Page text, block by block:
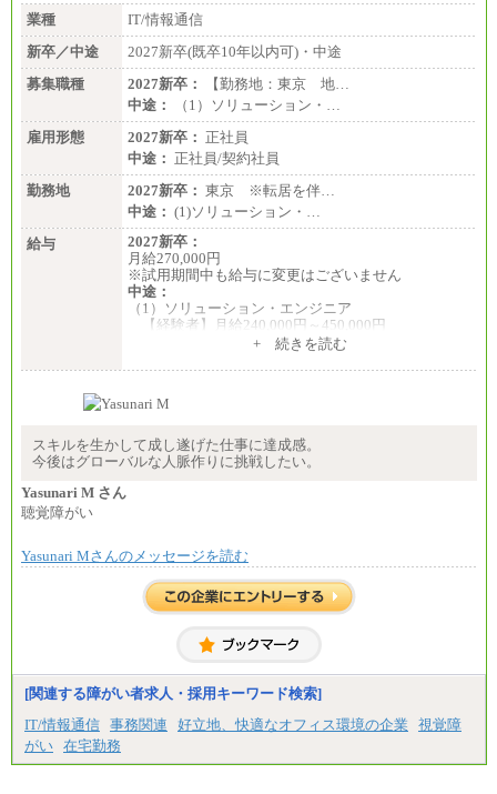
業種
IT/情報通信
新卒／中途
2027新卒(既卒10年以内可)・中途
募集職種
2027新卒：
【勤務地：東京 地…
中途：
（1）ソリューション・…
雇用形態
2027新卒： 正社員
中途： 正社員/契約社員
勤務地
2027新卒： 東京 ※転居を伴…
中途： (1)ソリューション・…
給与
2027新卒：
月給270,000円
※試用期間中も給与に変更はございません
中途：
（1）ソリューション・エンジニア
【経験者】月給240,000円～450,000円
※地域や業務内容によって変動があります
※地域や業務内容によって変動があります
（2）一般事務
※地域や業務内容によって変動があります
（3）庶務/軽作業
+ 続きを読む
スキルを生かして成し遂げた仕事に達成感。
今後はグローバルな人脈作りに挑戦したい。
Yasunari M さん
聴覚障がい
Yasunari Mさんのメッセージを読む
[関連する障がい者求人・採用キーワード検索]
IT/情報通信 事務関連 好立地、快適なオフィス環境の企業
視覚障
がい 在宅勤務